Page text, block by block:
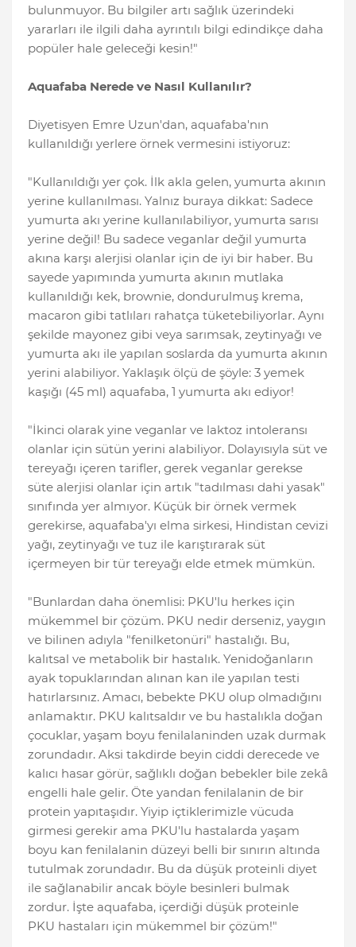
bulunmuyor. Bu bilgiler artı sağlık üzerindeki
yararları ile ilgili daha ayrıntılı bilgi edindikçe daha
popüler hale geleceği kesin!"
Aquafaba Nerede ve Nasıl Kullanılır?
Diyetisyen Emre Uzun'dan, aquafaba'nın
kullanıldığı yerlere örnek vermesini istiyoruz:
"Kullanıldığı yer çok. İlk akla gelen, yumurta akının
yerine kullanılması. Yalnız buraya dikkat: Sadece
yumurta akı yerine kullanılabiliyor, yumurta sarısı
yerine değil! Bu sadece veganlar değil yumurta
akına karşı alerjisi olanlar için de iyi bir haber. Bu
sayede yapımında yumurta akının mutlaka
kullanıldığı kek, brownie, dondurulmuş krema,
macaron gibi tatlıları rahatça tüketebiliyorlar. Aynı
şekilde mayonez gibi veya sarımsak, zeytinyağı ve
yumurta akı ile yapılan soslarda da yumurta akının
yerini alabiliyor. Yaklaşık ölçü de şöyle: 3 yemek
kaşığı (45 ml) aquafaba, 1 yumurta akı ediyor!
"İkinci olarak yine veganlar ve laktoz intoleransı
olanlar için sütün yerini alabiliyor. Dolayısıyla süt ve
tereyağı içeren tarifler, gerek veganlar gerekse
süte alerjisi olanlar için artık "tadılması dahi yasak"
sınıfında yer almıyor. Küçük bir örnek vermek
gerekirse, aquafaba'yı elma sirkesi, Hindistan cevizi
yağı, zeytinyağı ve tuz ile karıştırarak süt
içermeyen bir tür tereyağı elde etmek mümkün.
"Bunlardan daha önemlisi: PKU'lu herkes için
mükemmel bir çözüm. PKU nedir derseniz, yaygın
ve bilinen adıyla "fenilketonüri" hastalığı. Bu,
kalıtsal ve metabolik bir hastalık. Yenidoğanların
ayak topuklarından alınan kan ile yapılan testi
hatırlarsınız. Amacı, bebekte PKU olup olmadığını
anlamaktır. PKU kalıtsaldır ve bu hastalıkla doğan
çocuklar, yaşam boyu fenilalaninden uzak durmak
zorundadır. Aksi takdirde beyin ciddi derecede ve
kalıcı hasar görür, sağlıklı doğan bebekler bile zekâ
engelli hale gelir. Öte yandan fenilalanin de bir
protein yapıtaşıdır. Yiyip içtiklerimizle vücuda
girmesi gerekir ama PKU'lu hastalarda yaşam
boyu kan fenilalanin düzeyi belli bir sınırın altında
tutulmak zorundadır. Bu da düşük proteinli diyet
ile sağlanabilir ancak böyle besinleri bulmak
zordur. İşte aquafaba, içerdiği düşük proteinle
PKU hastaları için mükemmel bir çözüm!"